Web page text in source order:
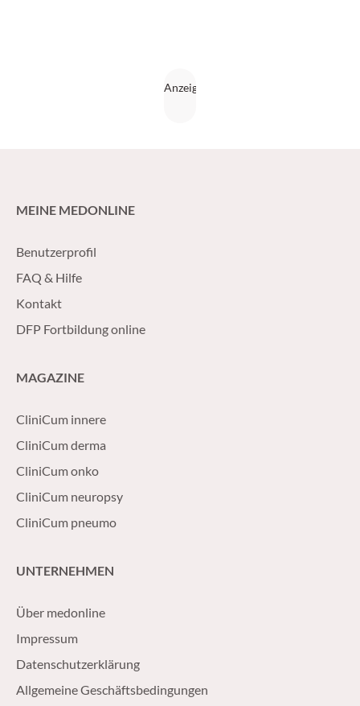
MEINE MEDONLINE
Benutzerprofil
FAQ & Hilfe
Kontakt
DFP Fortbildung online
MAGAZINE
CliniCum innere
CliniCum derma
CliniCum onko
CliniCum neuropsy
CliniCum pneumo
UNTERNEHMEN
Über medonline
Impressum
Datenschutzerklärung
Allgemeine Geschäftsbedingungen